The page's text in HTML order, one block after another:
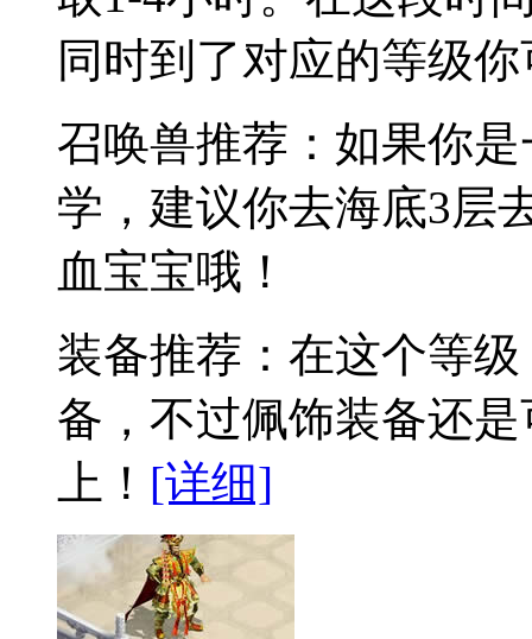
同时到了对应的等级
召唤兽推荐：如果你
学，建议你去海底3层
血宝宝哦！
装备推荐：在这个等
备，不过佩饰装备还
上！ [详细]